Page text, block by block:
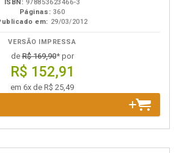
ISBN: 978853623466-3
Páginas: 360
em: 29/03/2012
VERSÃO IMPRESSA
deR$ 169,90* por
R$ 152,91
em 6x de R$ 25,49